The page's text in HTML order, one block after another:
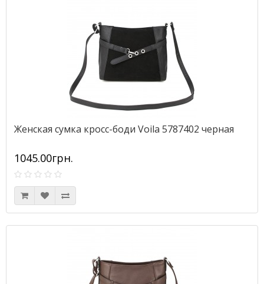
Женская сумка кросс-боди Voila 5787402 черная
1045.00грн.